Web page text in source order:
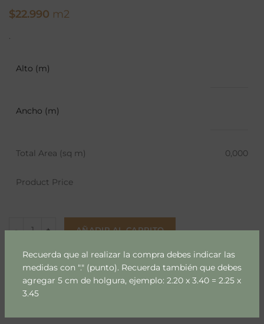
Recuerda que al realizar la compra debes indicar las
medidas con "." (punto). Recuerda también que debes
agregar 5 cm de holgura, ejemplo: 2.20 x 3.40 = 2.25 x
3.45
$22.990 m2
.
Alto (m)
Ancho (m)
Total Area (sq m) 0,000
Product Price
AÑADIR AL CARRITO
Añadir a lista
SKU:614-1-1-1